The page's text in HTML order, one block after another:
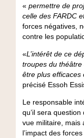
« permettre de
celle des FARDC
forces négatives,
contre les
«L’intérêt de ce
troupes du théâtre
être plus efficaces
précisé Essoh
Le responsable
qu’il sera question
vue militaire, mais
l’impact des